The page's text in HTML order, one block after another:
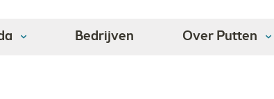
Bedrijven Over Putten